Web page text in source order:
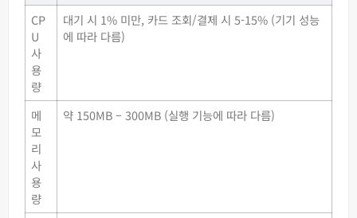
CP
U
사
용
량
대기 시 1% 미만, 카드 조회/결제 시 5-15% (기기 성능
에 따라 다름)
메
모
리
사
용
량
약 150MB – 300MB (실행 기능에 따라 다름)